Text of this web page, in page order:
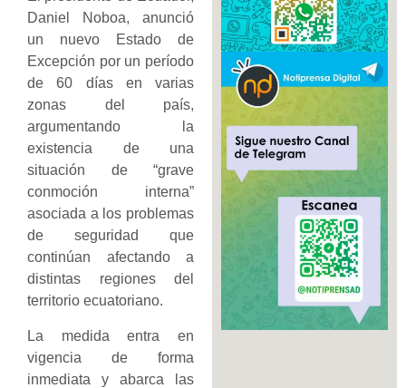
Daniel Noboa, anunció
un nuevo Estado de
Excepción por un período
de 60 días en varias
zonas del país,
argumentando la
existencia de una
situación de “grave
conmoción interna”
asociada a los problemas
de seguridad que
continúan afectando a
distintas regiones del
territorio ecuatoriano.
La medida entra en
vigencia de forma
inmediata y abarca las